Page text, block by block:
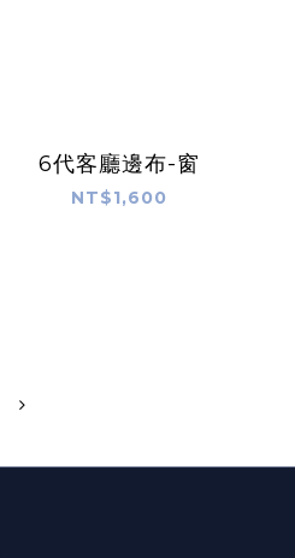
6代客廳邊布-窗
NT$1,600